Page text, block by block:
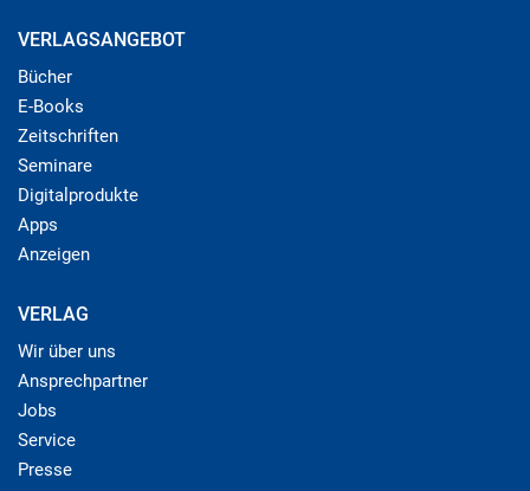
VERLAGSANGEBOT
Bücher
E-Books
Zeitschriften
Seminare
Digitalprodukte
Apps
Anzeigen
VERLAG
Wir über uns
Ansprechpartner
Jobs
Service
Presse